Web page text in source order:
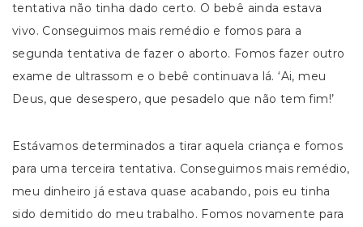
tentativa não tinha dado certo. O bebê ainda estava
vivo. Conseguimos mais remédio e fomos para a
segunda tentativa de fazer o aborto. Fomos fazer outro
exame de ultrassom e o bebê continuava lá. ‘Ai, meu
Deus, que desespero, que pesadelo que não tem fim!’
Estávamos determinados a tirar aquela criança e fomos
para uma terceira tentativa. Conseguimos mais remédio,
meu dinheiro já estava quase acabando, pois eu tinha
sido demitido do meu trabalho. Fomos novamente para